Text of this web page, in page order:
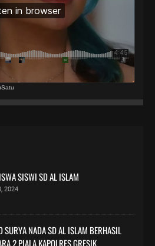
SISWI SD AL ISLAM
2024
SURYA NADA SD AL ISLAM BERHASIL
2 PIALA KAPOLRES GRESIK